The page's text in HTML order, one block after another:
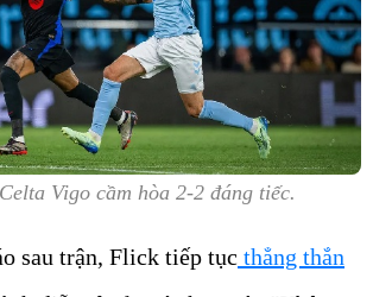
Vigo cầm hòa 2-2 đáng tiếc.
sau trận, Flick tiếp tục thẳng thắn